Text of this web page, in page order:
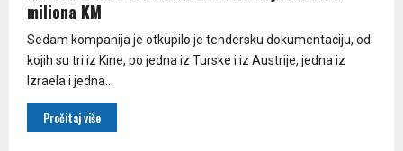
miliona KM
Sedam kompanija je otkupilo je tendersku dokumentaciju, od
kojih su tri iz Kine, po jedna iz Turske i iz Austrije, jedna iz
Izraela i jedna...
Pročitaj više